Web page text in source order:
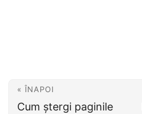
« ÎNAPOI
Cum ștergi paginile